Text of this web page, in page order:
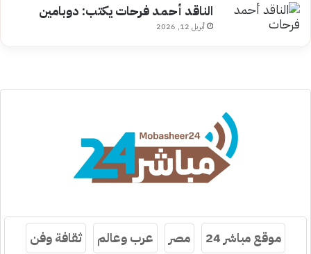
الناقد أحمد فرحات يكتب: دوبامين
أبريل 12, 2026
موقع مباشر 24 مصر عرب وعالم ثقافة وفن